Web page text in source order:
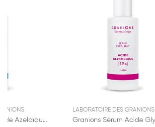
Granions Sérum Acide Azelaïque 12% 30ml
LABORATOIRE DES GRANIONS